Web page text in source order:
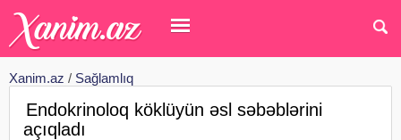
Xanim.az / Sağlamlıq
Endokrinoloq köklüyün əsl səbəblərini
açıqladı